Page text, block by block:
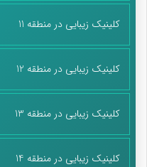
کلینیک زیبایی در منطقه 11
کلینیک زیبایی در منطقه 12
کلینیک زیبایی در منطقه 13
کلینیک زیبایی در منطقه 14